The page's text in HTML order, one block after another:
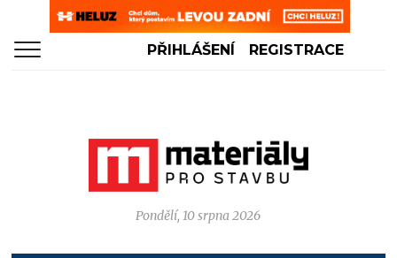
PŘIHLÁŠENÍ REGISTRACE
Pondělí, 10 srpna 2026